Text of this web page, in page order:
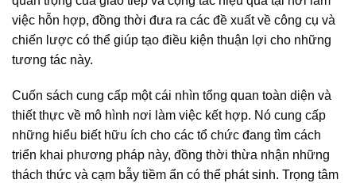
việc hỗn hợp, đồng thời đưa ra các đề xuất về công cụ và
chiến lược có thể giúp tạo điều kiện thuận lợi cho những
tương tác này.
Cuốn sách cung cấp một cái nhìn tổng quan toàn diện và
thiết thực về mô hình nơi làm việc kết hợp. Nó cung cấp
những hiểu biết hữu ích cho các tổ chức đang tìm cách
triển khai phương pháp này, đồng thời thừa nhận những
thách thức và cạm bẫy tiềm ẩn có thể phát sinh. Trọng tâm